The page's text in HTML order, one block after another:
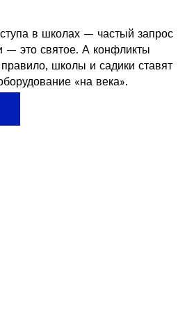
в школах — частый запрос
— это святое. А конфликты
школы и садики ставят
«на века».